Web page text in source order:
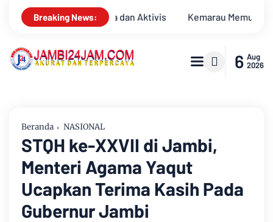
Breaking News:
Memuncak, Debit Sungai Batanghari Terus Menyusut,
6 Aug
2026
Beranda NASIONAL
STQH ke-XXVII di Jambi,
Menteri Agama Yaqut
Ucapkan Terima Kasih Pada
Gubernur Jambi